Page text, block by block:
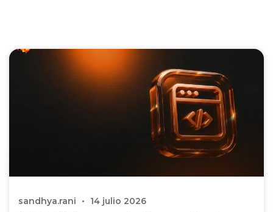
sandhya.rani 14 julio 2026